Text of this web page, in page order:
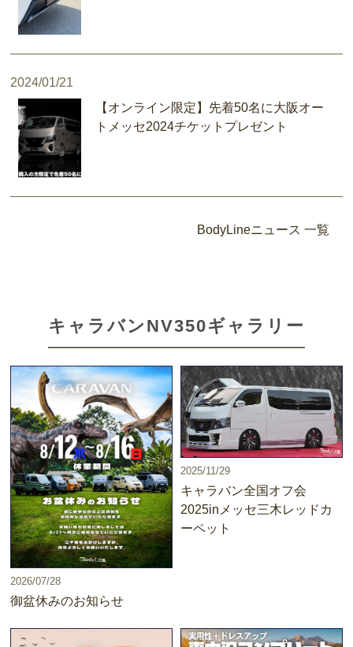
2024/01/21
【オンライン限定】先着50名に大阪オー
トメッセ2024チケットプレゼント
BodyLineニュース 一覧
キャラバンNV350ギャラリー
2026/07/28
御盆休みのお知らせ
2025/11/29
キャラバン全国オフ会
2025inメッセ三木レッドカ
ーペット